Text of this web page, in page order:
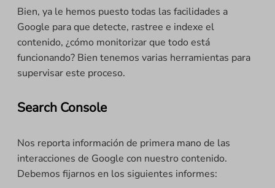
Bien, ya le hemos puesto todas las facilidades a
Google para que detecte, rastree e indexe el
contenido, ¿cómo monitorizar que todo está
funcionando? Bien tenemos varias herramientas para
supervisar este proceso.
Search Console
Nos reporta información de primera mano de las
interacciones de Google con nuestro contenido.
Debemos fijarnos en los siguientes informes: